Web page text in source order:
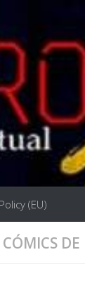
(EU)